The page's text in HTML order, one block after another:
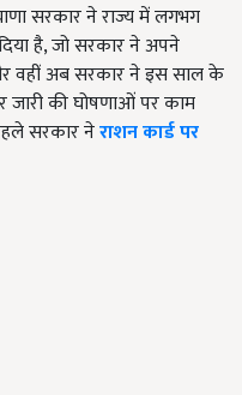
सरकार ने राज्य में लगभग
है, जो सरकार ने अपने
वहीं अब सरकार ने इस साल के
की घोषणाओं पर काम
सरकार नेराशन कार्ड पर